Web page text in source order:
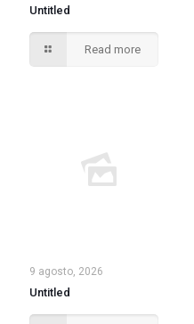
Untitled
Read more
9 agosto, 2026
Untitled